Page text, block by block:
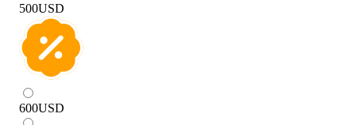
500USD
600USD